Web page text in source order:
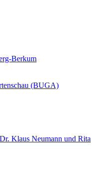
Berkum
(BUGA)
Klaus Neumann und Rita